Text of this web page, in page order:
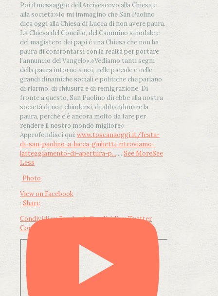
Poi il messaggio dell’Arcivescovo alla Chiesa e
alla società:«Io mi immagino che San Paolino
dica oggi alla Chiesa di Lucca di non avere paura.
La Chiesa del Concilio, del Cammino sinodale e
del magistero dei papi è una Chiesa che non ha
paura di confrontarsi con la realtà per portare
l'annuncio del Vangelo».«Vediamo tanti segni
della paura intorno a noi, nelle piccole e nelle
grandi dinamiche sociali e politiche che parlano
di riarmo, di chiusura e di remigrazione. Di
fronte a questo, San Paolino direbbe alla nostra
società di non chiudersi, di abbandonare la
paura, perché c'è ancora molto da fare per
rendere il nostro mondo migliore»
Approfondisci qui: www.toscanaoggi.it/festa-
di-san-paolino-a-lucca-giulietti-ritroviamo-
latteggiamento-di-apertura-p... ... See MoreSee
Less
Photo
View on Facebook
· Share
Condividi su FacebookCondividi su Twitter
Condividi su LinkedIn